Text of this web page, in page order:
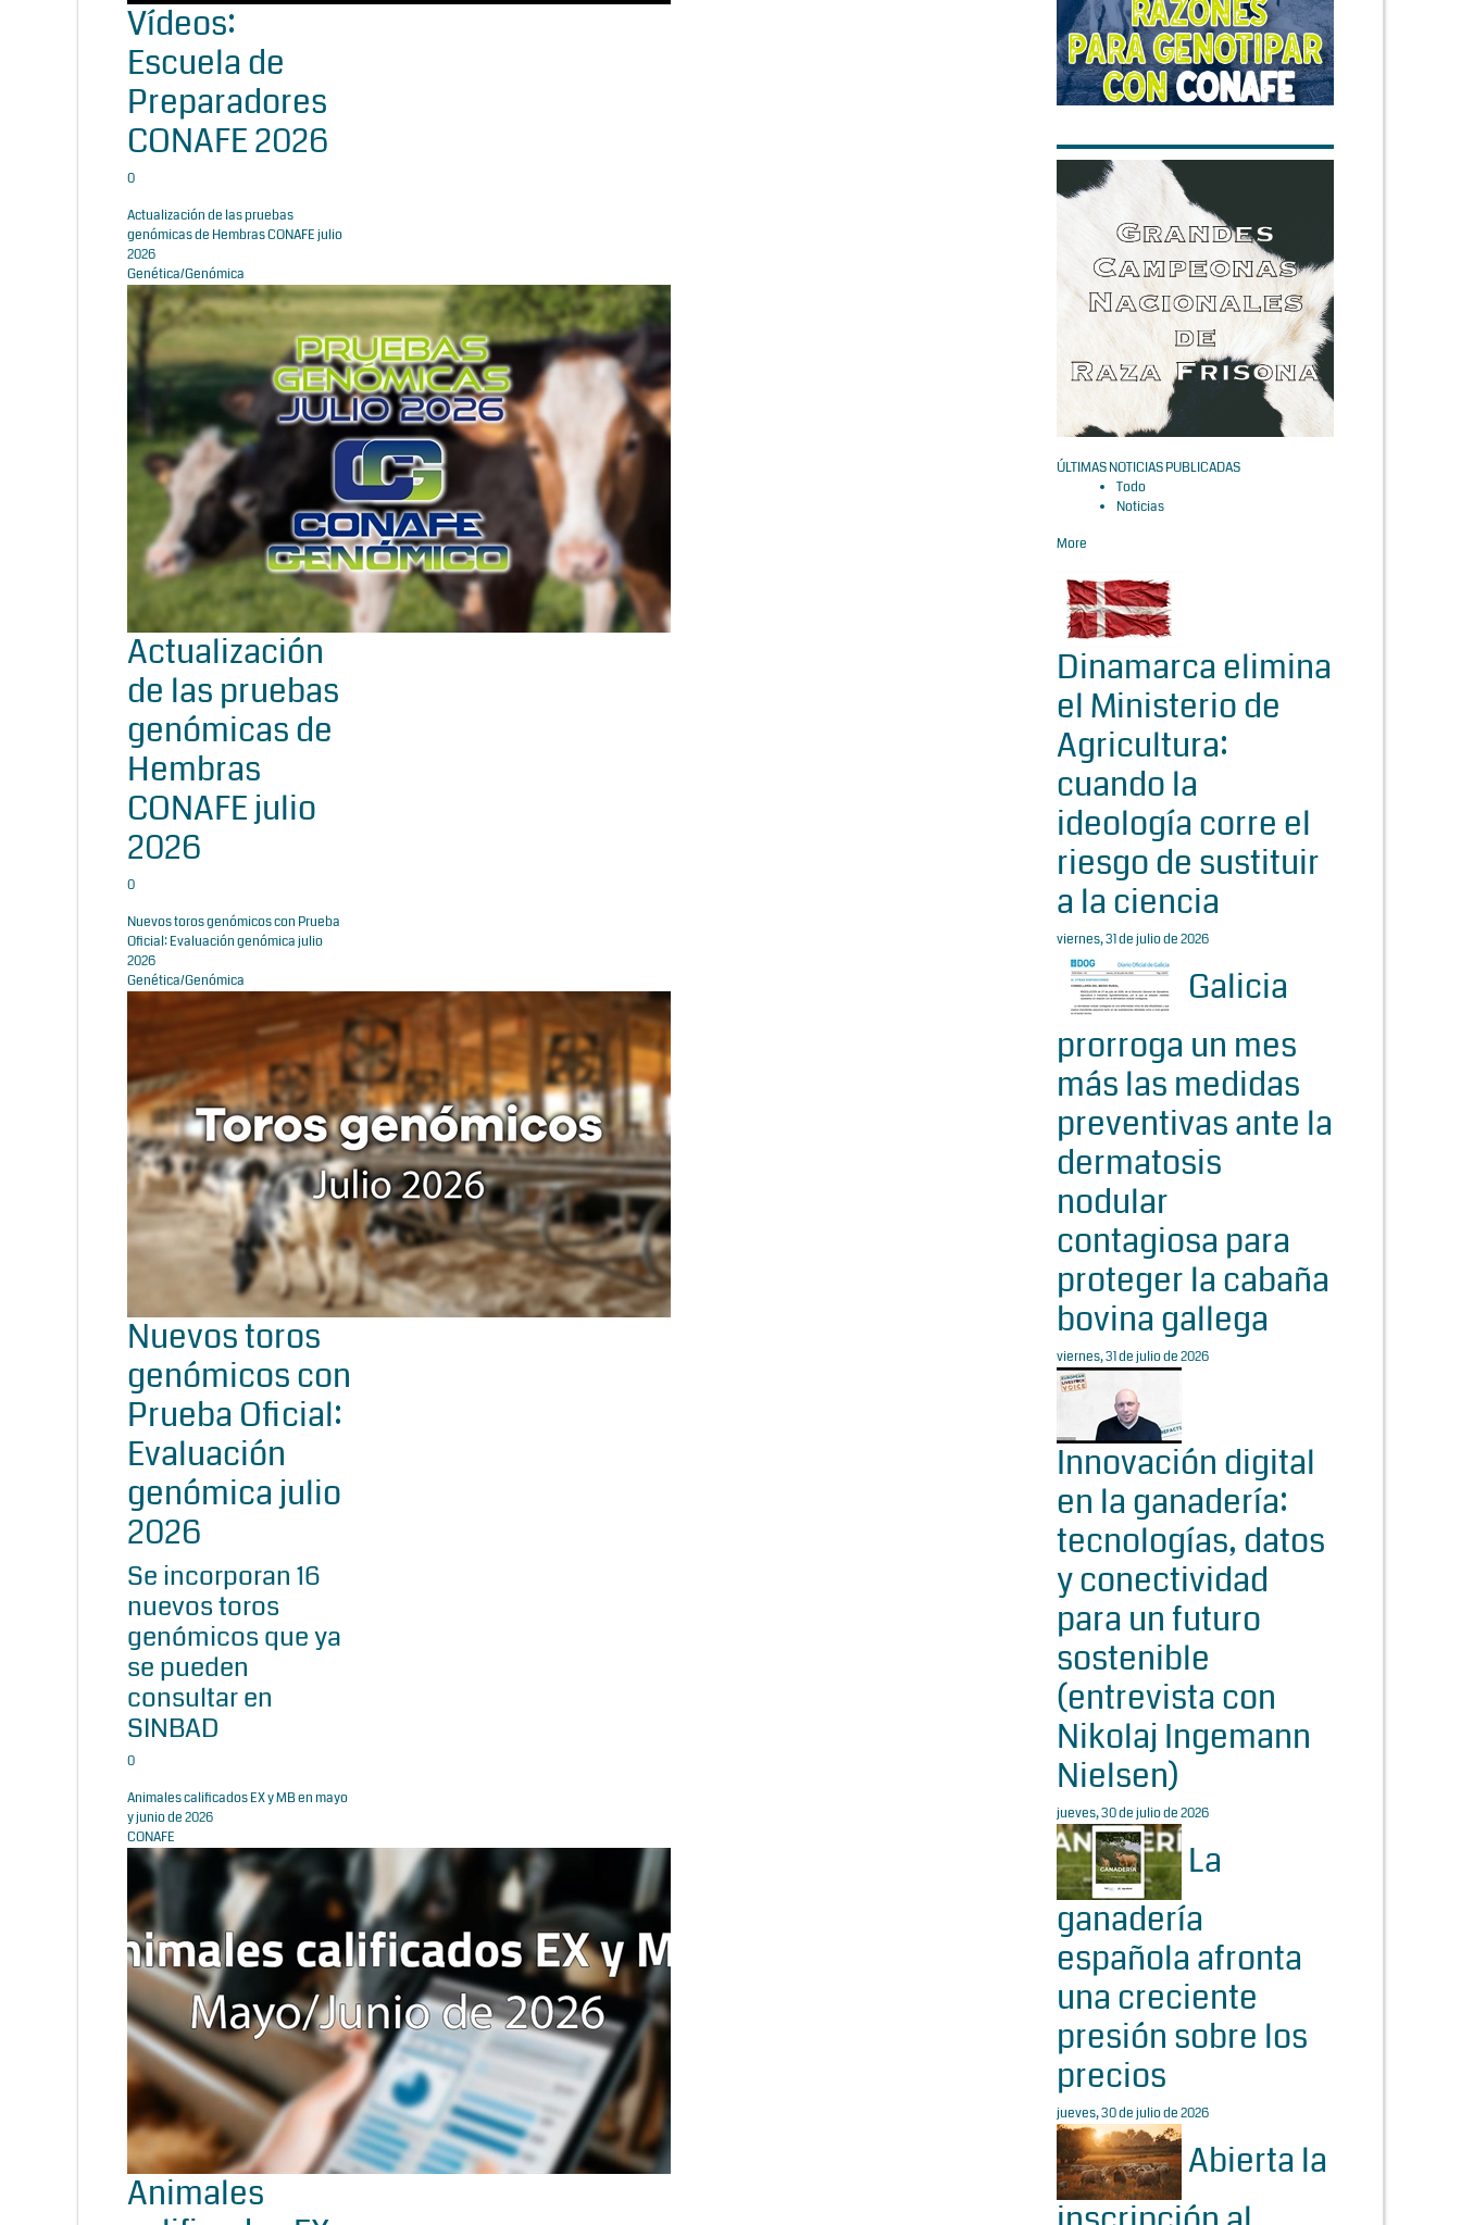
Vídeos:
Escuela de
Preparadores
CONAFE 2026
0
Actualización de las pruebas
genómicas de Hembras CONAFE julio
2026
Genética/Genómica
Actualización
de las pruebas
genómicas de
Hembras
CONAFE julio
2026
0
Nuevos toros genómicos con Prueba
Oficial: Evaluación genómica julio
2026
Genética/Genómica
Nuevos toros
genómicos con
Prueba Oficial:
Evaluación
genómica julio
2026
Se incorporan 16
nuevos toros
genómicos que ya
se pueden
consultar en
SINBAD
0
Animales calificados EX y MB en mayo
y junio de 2026
CONAFE
Animales
ÚLTIMAS NOTICIAS PUBLICADAS
Todo
Noticias
More
Dinamarca elimina
el Ministerio de
Agricultura:
cuando la
ideología corre el
riesgo de sustituir
a la ciencia
viernes, 31 de julio de 2026
Galicia
prorroga un mes
más las medidas
preventivas ante la
dermatosis
nodular
contagiosa para
proteger la cabaña
bovina gallega
viernes, 31 de julio de 2026
Innovación digital
en la ganadería:
tecnologías, datos
y conectividad
para un futuro
sostenible
(entrevista con
Nikolaj Ingemann
Nielsen)
jueves, 30 de julio de 2026
La
ganadería
española afronta
una creciente
presión sobre los
precios
jueves, 30 de julio de 2026
Abierta la